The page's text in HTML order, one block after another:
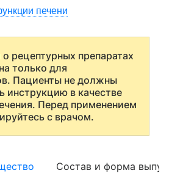
печени
рецептурных препаратах
только для
Пациенты не должны
инструкцию в качестве
Перед применением
с врачом.
Состав и форма